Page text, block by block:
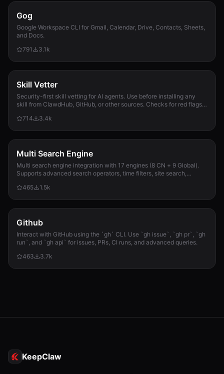
Gog
Google Workspace CLI for Gmail, Calendar, Drive, Contacts, Sheets,
and Docs.
791
3.1k
Skill Vetter
Security-first skill vetting for AI agents. Use before installing any
skill from ClawdHub, GitHub, or other sources. Checks for red flags,
714
3.4k
Multi Search Engine
Multi search engine integration with 17 engines (8 CN + 9 Global).
Supports advanced search operators, time filters, site search,
required.
465 1.5k
Github
Interact with GitHub using the `gh` CLI. Use `gh issue`, `gh pr`, `gh
run`, and `gh api` for issues, PRs, CI runs, and advanced queries.
463
3.7k
KeepClaw